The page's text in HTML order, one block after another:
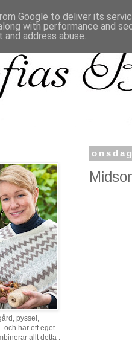
pyssel,
och har ett eget
allt detta :
Google to deliver its
with performance and
address abuse.